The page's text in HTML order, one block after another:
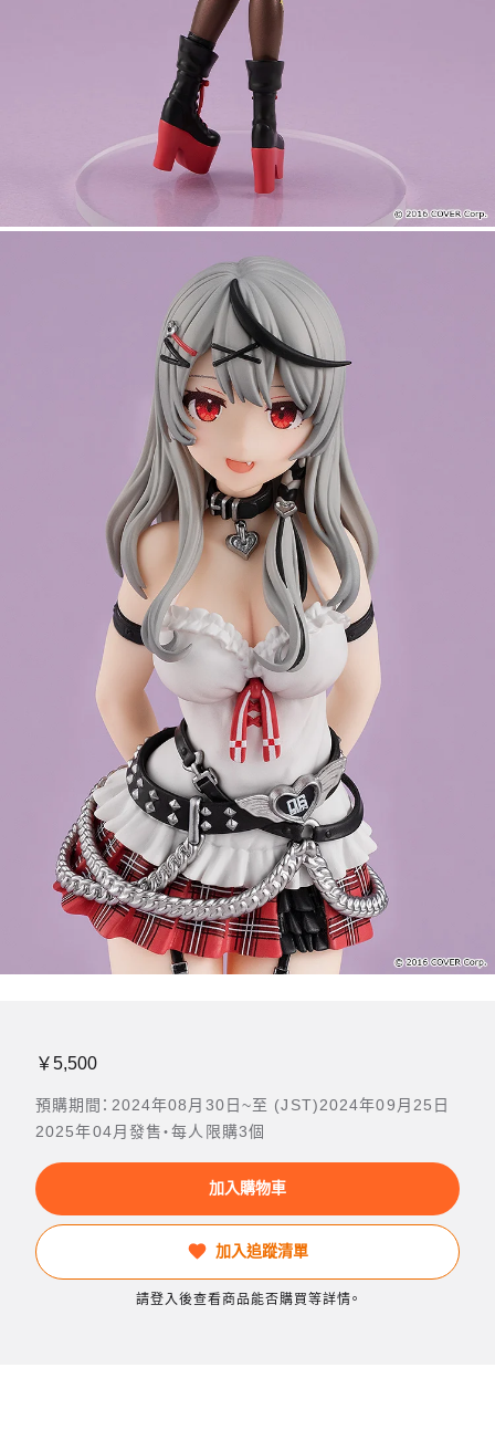
￥5,500
預購期間：2024年08月30日~至 (JST)2024年09月25日
2025年04月發售・每人限購3個
加入購物車
加入追蹤清單
請登入後查看商品能否購買等詳情。